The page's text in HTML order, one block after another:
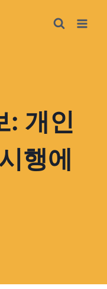
: 개인
행에